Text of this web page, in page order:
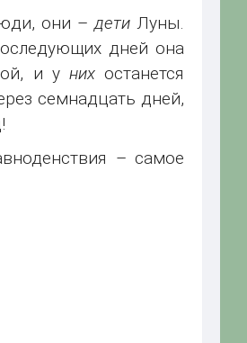
они –дети Луны.
дней она
и у нихостанется
семнадцать дней,
– самое